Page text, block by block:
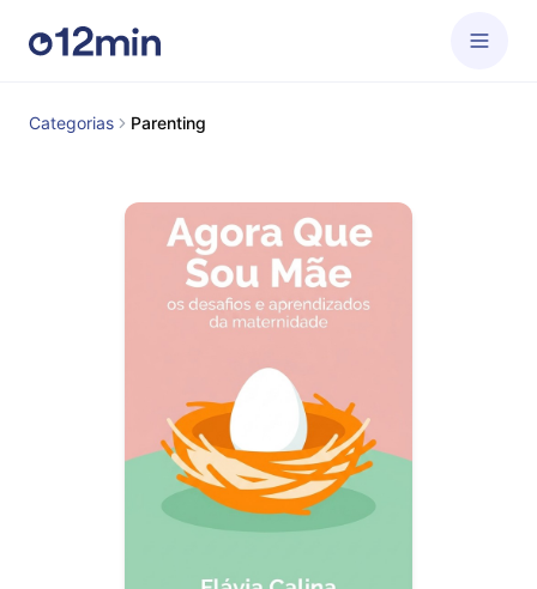
Categorias Parenting